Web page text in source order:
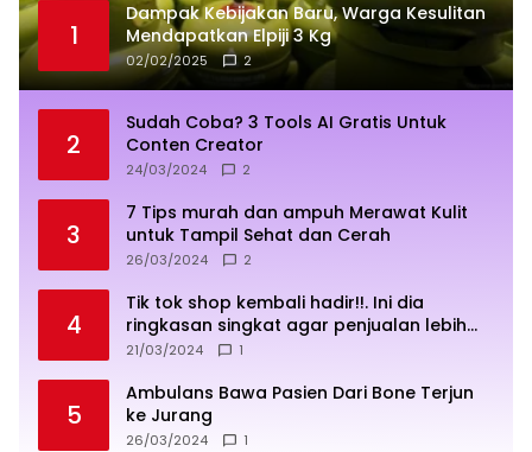
1
Dampak Kebijakan Baru, Warga Kesulitan
Mendapatkan Elpiji 3 Kg
02/02/2025 2
2
Sudah Coba? 3 Tools AI Gratis Untuk
Conten Creator
24/03/2024 2
3
7 Tips murah dan ampuh Merawat Kulit
untuk Tampil Sehat dan Cerah
26/03/2024 2
4
Tik tok shop kembali hadir!!. Ini dia
ringkasan singkat agar penjualan lebih
sukses
21/03/2024 1
5
Ambulans Bawa Pasien Dari Bone Terjun
ke Jurang
26/03/2024 1